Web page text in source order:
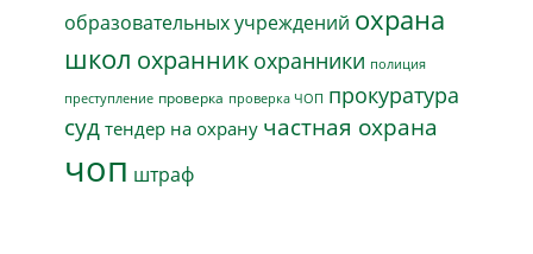
образовательных учреждений охрана
школ охранник охранники полиция
преступление проверка проверка ЧОП прокуратура
суд тендер на охрану частная охрана
чоп штраф